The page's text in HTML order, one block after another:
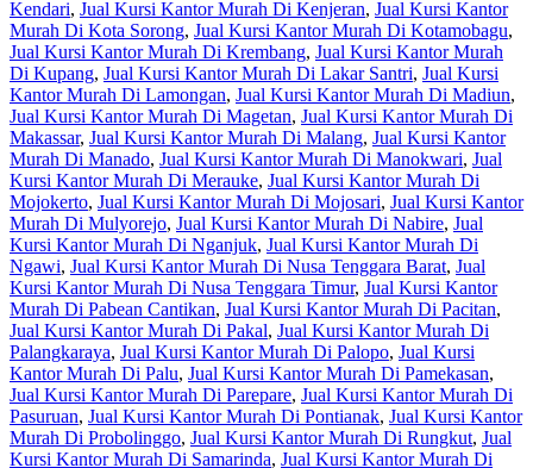
Kendari, Jual Kursi Kantor Murah Di Kenjeran, Jual Kursi Kantor
Murah Di Kota Sorong, Jual Kursi Kantor Murah Di Kotamobagu,
Jual Kursi Kantor Murah Di Krembang, Jual Kursi Kantor Murah
Di Kupang, Jual Kursi Kantor Murah Di Lakar Santri, Jual Kursi
Kantor Murah Di Lamongan, Jual Kursi Kantor Murah Di Madiun,
Jual Kursi Kantor Murah Di Magetan, Jual Kursi Kantor Murah Di
Makassar, Jual Kursi Kantor Murah Di Malang, Jual Kursi Kantor
Murah Di Manado, Jual Kursi Kantor Murah Di Manokwari, Jual
Kursi Kantor Murah Di Merauke, Jual Kursi Kantor Murah Di
Mojokerto, Jual Kursi Kantor Murah Di Mojosari, Jual Kursi Kantor
Murah Di Mulyorejo, Jual Kursi Kantor Murah Di Nabire, Jual
Kursi Kantor Murah Di Nganjuk, Jual Kursi Kantor Murah Di
Ngawi, Jual Kursi Kantor Murah Di Nusa Tenggara Barat, Jual
Kursi Kantor Murah Di Nusa Tenggara Timur, Jual Kursi Kantor
Murah Di Pabean Cantikan, Jual Kursi Kantor Murah Di Pacitan,
Jual Kursi Kantor Murah Di Pakal, Jual Kursi Kantor Murah Di
Palangkaraya, Jual Kursi Kantor Murah Di Palopo, Jual Kursi
Kantor Murah Di Palu, Jual Kursi Kantor Murah Di Pamekasan,
Jual Kursi Kantor Murah Di Parepare, Jual Kursi Kantor Murah Di
Pasuruan, Jual Kursi Kantor Murah Di Pontianak, Jual Kursi Kantor
Murah Di Probolinggo, Jual Kursi Kantor Murah Di Rungkut, Jual
Kursi Kantor Murah Di Samarinda, Jual Kursi Kantor Murah Di